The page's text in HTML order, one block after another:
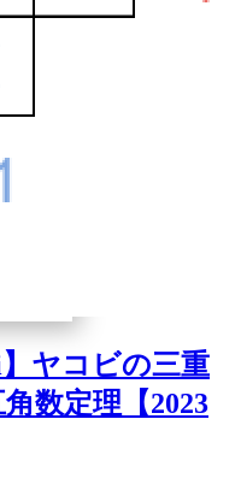
】ヤコビの三重
数定理【2023